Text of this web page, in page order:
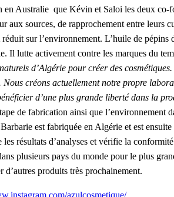
en Australie que Kévin et Saloi les deux co-
aux sources, de rapprochement entre leurs
sur l’environnement. L’huile de
Il lutte activement contre les marques du
d’Algérie pour créer des
Nous créons actuellement notre propre
d’une plus grande liberté dans la
de fabrication ainsi que l’environnement
est fabriquée en Algérie et est
résultats d’analyses et vérifie la
plusieurs pays du monde pour le plus
d’autres produits très prochainement.
azulcosmetique/